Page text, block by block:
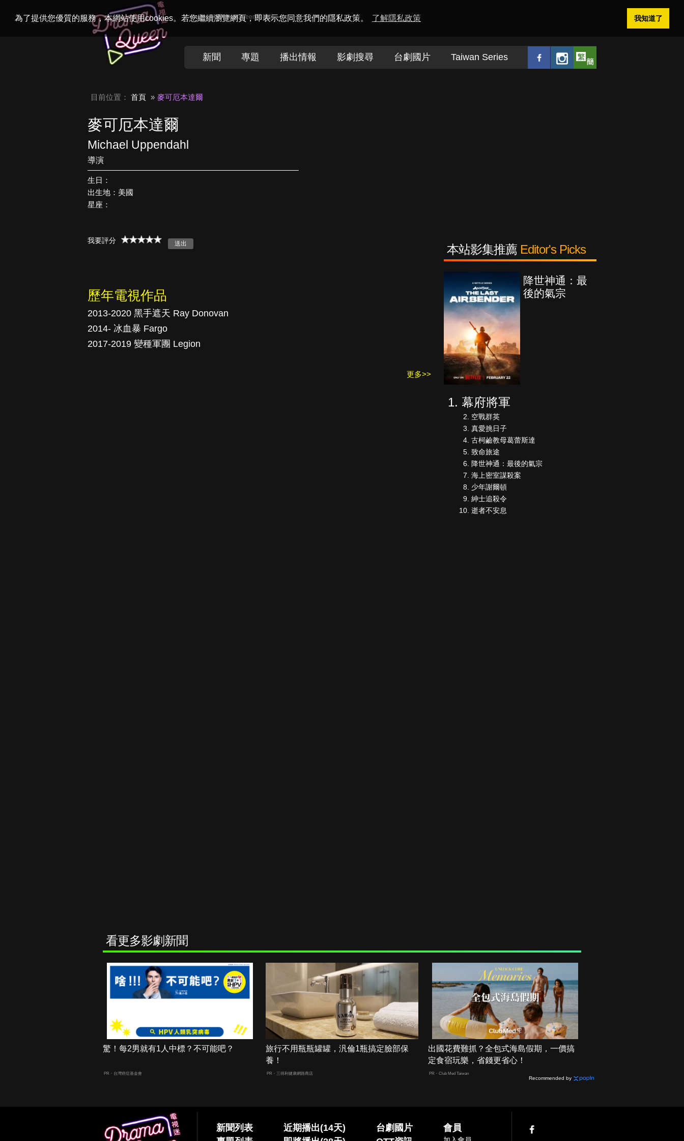
為了提供您優質的服務，本網站使用cookies。若您繼續瀏覽網頁，即表示您同意我們的隱私政策。 了解隱私政策 我知道了
Welcome toDramaQueen電視迷
新聞 專題 播出情報 影劇搜尋 台劇國片 Taiwan Series
目前位置： 首頁 麥可厄本達爾
麥可厄本達爾
Michael Uppendahl
導演
生日：
出生地：美國
星座：
我要評分
歷年電視作品
2013-2020 黑手遮天 Ray Donovan
2014- 冰血暴 Fargo
2017-2019 變種軍團 Legion
更多>>
本站影集推薦 Editor's Picks
降世神通：最
後的氣宗
幕府將軍
空戰群英
真愛挑日子
古柯鹼教母葛蕾斯達
致命旅途
降世神通：最後的氣宗
海上密室謀殺案
少年謝爾頓
紳士追殺令
逝者不安息
看更多影劇新聞
驚！每2男就有1人中標？不可能吧？
PR・台灣癌症基金會
旅行不用瓶瓶罐罐，汎倫1瓶搞定臉部保
養！
PR・三得利健康網路商店
出國花費難抓？全包式海島假期，一價搞
定食宿玩樂，省錢更省心！
PR・Club Med Taiwan
Recommended by
新聞列表
近期播出(14天)
台劇國片
會員